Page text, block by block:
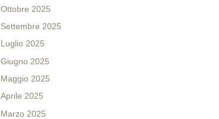
Ottobre 2025
Settembre 2025
Luglio 2025
Giugno 2025
Maggio 2025
Aprile 2025
Marzo 2025